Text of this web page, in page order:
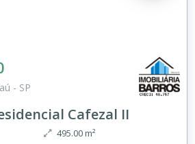
- SP
Cafezal II
495.00 m²